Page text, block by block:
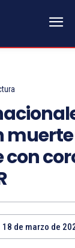
con
18 de marzo de